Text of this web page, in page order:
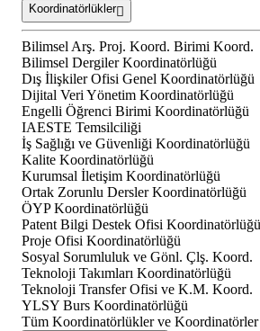
Koordinatörlükler
Bilimsel Arş. Proj. Koord. Birimi Koord.
Bilimsel Dergiler Koordinatörlüğü
Dış İlişkiler Ofisi Genel Koordinatörlüğü
Dijital Veri Yönetim Koordinatörlüğü
Engelli Öğrenci Birimi Koordinatörlüğü
IAESTE Temsilciliği
İş Sağlığı ve Güvenliği Koordinatörlüğü
Kalite Koordinatörlüğü
Kurumsal İletişim Koordinatörlüğü
Ortak Zorunlu Dersler Koordinatörlüğü
ÖYP Koordinatörlüğü
Patent Bilgi Destek Ofisi Koordinatörlüğü
Proje Ofisi Koordinatörlüğü
Sosyal Sorumluluk ve Gönl. Çlş. Koord.
Teknoloji Takımları Koordinatörlüğü
Teknoloji Transfer Ofisi ve K.M. Koord.
YLSY Burs Koordinatörlüğü
Tüm Koordinatörlükler ve Koordinatörler